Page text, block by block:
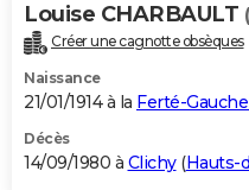
Louise CHARBAULT
Créer une cagnotte obsèques
Naissance
21/01/1914 à la Ferté-
Décès
14/09/1980 à Clichy(Hauts-